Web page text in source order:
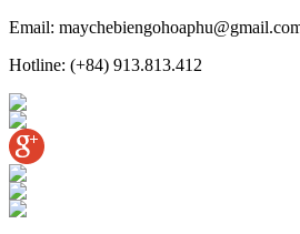
Email:
Hotline: (+84) 913.813.412